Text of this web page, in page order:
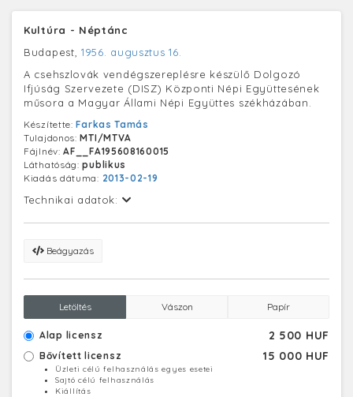
Kultúra - Néptánc
Budapest, 1956. augusztus 16.
A csehszlovák vendégszereplésre készülő Dolgozó
Ifjúság Szervezete (DISZ) Központi Népi Együttesének
műsora a Magyar Állami Népi Együttes székházában.
Készítette:Farkas Tamás
Tulajdonos:MTI/MTVA
Fájlnév:AF__FA195608160015
Láthatóság:publikus
Kiadás dátuma: 2013-02-19
Technikai adatok:
Beágyazás
Letöltés Vászon Papír
Alap licensz 2 500 HUF
Bővített licensz 15 000 HUF
Üzleti célú felhasználás egyes esetei
Sajtó célú felhasználás
Kiállítás